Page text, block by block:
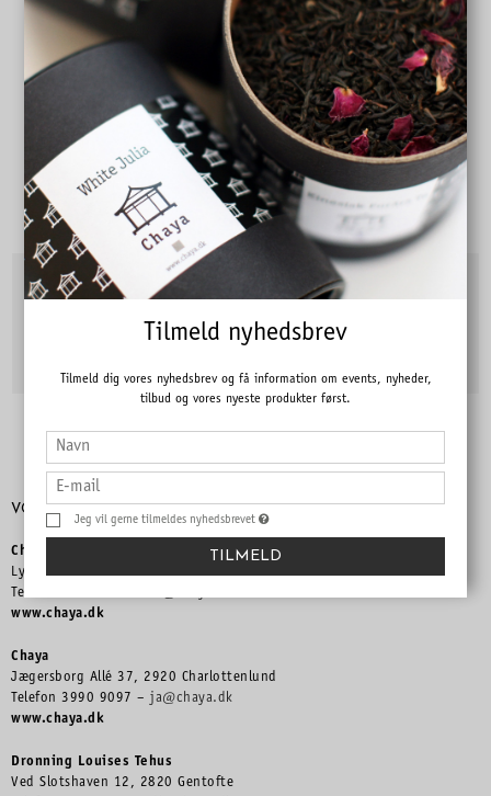
Afternoon
Ananas, orange og kvæde - vores mest populære te.
Pris fra22,00 DKK
Vis produkt
VORES BUTIKKER & CAFÉER
Chaya
Lyngby Hovedgade 9A, 2800 Kgs. Lyngby
Telefon 4593 9090 –
www.chaya.dk
Chaya
Jægersborg Allé 37, 2920 Charlottenlund
Telefon 3990 9097 – ja@chaya.dk
www.chaya.dk
Dronning Louises Tehus
Ved Slotshaven 12, 2820 Gentofte
Tilmeld nyhedsbrev
Tilmeld dig vores nyhedsbrev og få information om events, nyheder,
tilbud og vores nyeste produkter først.
Jeg vil gerne tilmeldes nyhedsbrevet
TILMELD